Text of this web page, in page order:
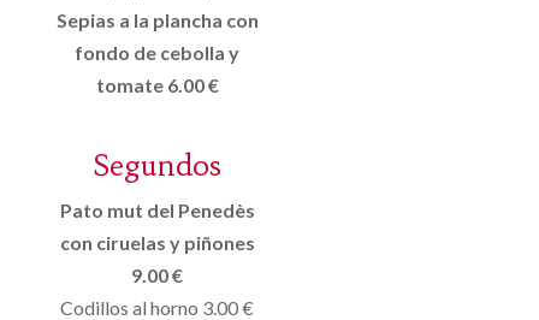
Sepias a la plancha con
fondo de cebolla y
tomate 6.00 €
Segundos
Pato mut del Penedès
con ciruelas y piñones
9.00 €
Codillos al horno 3.00 €